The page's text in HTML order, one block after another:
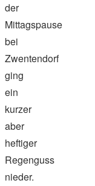
der
Mittagspause
bei
Zwentendorf
ging
ein
kurzer
aber
heftiger
Regenguss
nieder.